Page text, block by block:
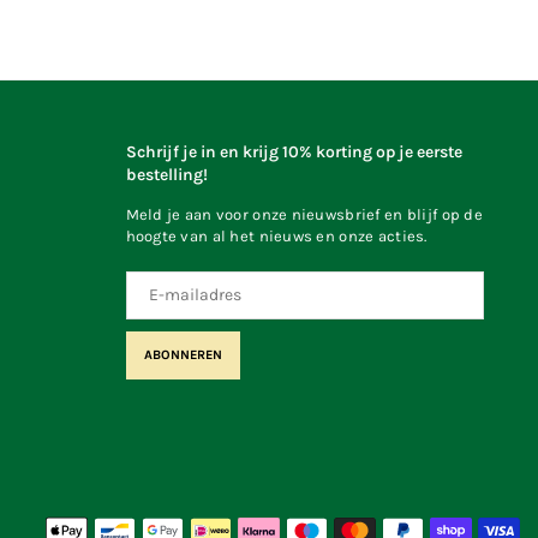
Schrijf je in en krijg 10% korting op je eerste
bestelling!
Meld je aan voor onze nieuwsbrief en blijf op de
hoogte van al het nieuws en onze acties.
ABONNEREN